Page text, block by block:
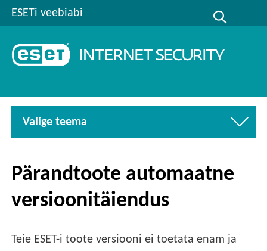
ESETi veebiabi
Valige teema
Pärandtoote automaatne
versioonitäiendus
Teie ESET-i toote versiooni ei toetata enam ja